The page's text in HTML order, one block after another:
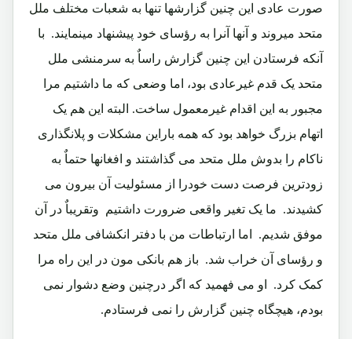
صورت عادی این چنین گزارشها تنها به شعبات مختلف ملل
متحد میروند و آنها آنرا به رؤسای خود پیشنهاد مینمایند.‏ با
آنکه فرستادن این چنین گزارش راساٌ به سرمنشی ملل
متحد یک قدم غیرعادی بود، اما وضعی که ما داشتیم مرا
مجبور به این اقدام غیرمعمول ساخت. البته این هم یک
اتهام بزرگ خواهد بود که همه باراین مشکلات و پلانگذاری
ناکام را بدوش ملل متحد می گذاشتند و افغانها حتماٌ به
زودترین فرصت دست خودرا از مسئولیت آن بیرون می
کشیدند.‏ ما یک تغیر واقعی ضرورت داشتیم‏ وتقریباٌ در آن
موفق شدیم. اما ارتباطات من با دفتر انکشافی ملل متحد
و رؤسای آن خراب شد.‏ باز هم بانکی مون در این راه مرا
کمک کرد.‏ او می فهمید که اگر درچنین وضع دشوار نمی
بودم، هیچگاه چنین گزارش را نمی فرستادم.‏